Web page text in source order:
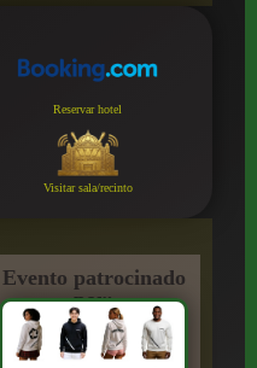
Reservar hotel
Visitar sala/recinto
Evento patrocinado
por: